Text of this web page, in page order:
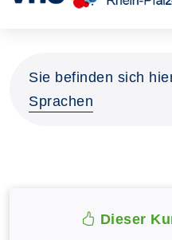
Sie befinden sich
Sprachen
Dieser